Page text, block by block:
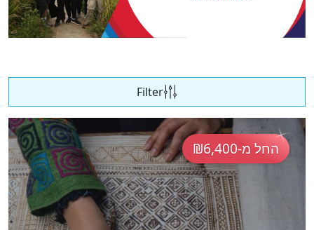
Filter
החל מ-₪6,400